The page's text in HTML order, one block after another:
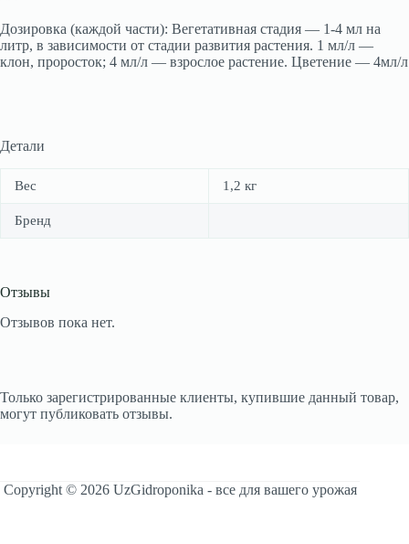
Дозировка (каждой части): Вегетативная стадия — 1-4 мл на
литр, в зависимости от стадии развития растения. 1 мл/л —
клон, проросток; 4 мл/л — взрослое растение. Цветение — 4мл/л
Детали
Вес 1,2 кг
Бренд
Отзывы
Отзывов пока нет.
Только зарегистрированные клиенты, купившие данный товар,
могут публиковать отзывы.
Copyright © 2026 UzGidroponika - все для вашего урожая